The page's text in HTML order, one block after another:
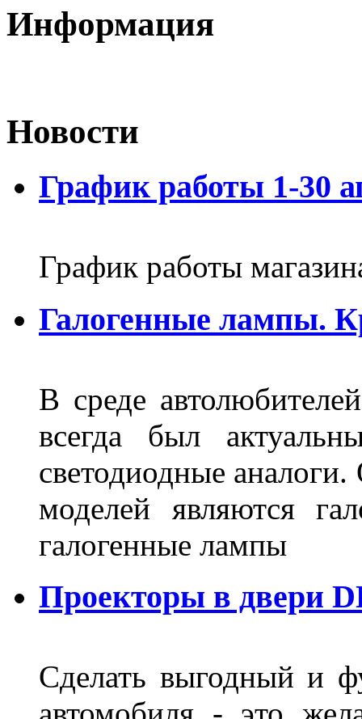
Информация
Новости
График работы 1-30
График работы
Галогенные лампы.
В среде
всегда был
светодиодные
моделей являются
галогенные лампы
Проекторы в двери
Сделать выгодный и